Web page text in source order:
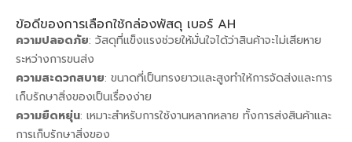
ข้อดีของการเลือกใช้กล่องพัสดุ เบอร์ AH
ความปลอดภัย: วัสดุที่แข็งแรงช่วยให้มั่นใจได้ว่าสินค้าจะไม่เสียหาย
ระหว่างการขนส่ง
ความสะดวกสบาย: ขนาดที่เป็นทรงยาวและสูงทำให้การจัดส่งและการ
เก็บรักษาสิ่งของเป็นเรื่องง่าย
ความยืดหยุ่น: เหมาะสำหรับการใช้งานหลากหลาย ทั้งการส่งสินค้าและ
การเก็บรักษาสิ่งของ